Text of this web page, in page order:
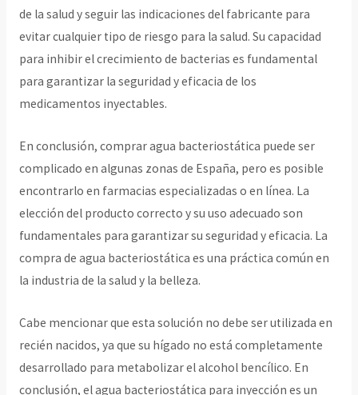
de la salud y seguir las indicaciones del fabricante para
evitar cualquier tipo de riesgo para la salud. Su capacidad
para inhibir el crecimiento de bacterias es fundamental
para garantizar la seguridad y eficacia de los
medicamentos inyectables.
En conclusión, comprar agua bacteriostática puede ser
complicado en algunas zonas de España, pero es posible
encontrarlo en farmacias especializadas o en línea. La
elección del producto correcto y su uso adecuado son
fundamentales para garantizar su seguridad y eficacia. La
compra de agua bacteriostática es una práctica común en
la industria de la salud y la belleza.
Cabe mencionar que esta solución no debe ser utilizada en
recién nacidos, ya que su hígado no está completamente
desarrollado para metabolizar el alcohol bencílico. En
conclusión, el agua bacteriostática para inyección es un